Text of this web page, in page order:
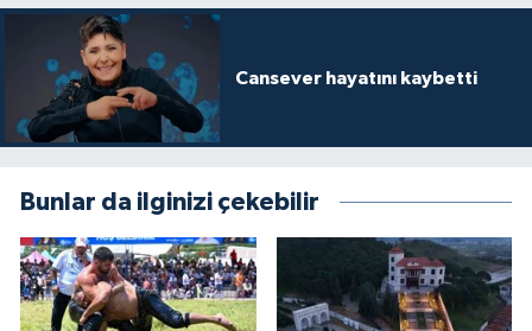
Cansever hayatını kaybetti
Bunlar da ilginizi çekebilir